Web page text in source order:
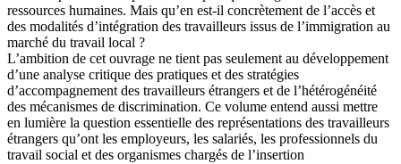
ressources humaines. Mais qu’en est-il concrètement de l’accès et
des modalités d’intégration des travailleurs issus de l’immigration au
marché du travail local ?
L’ambition de cet ouvrage ne tient pas seulement au développement
d’une analyse critique des pratiques et des stratégies
d’accompagnement des travailleurs étrangers et de l’hétérogénéité
des mécanismes de discrimination. Ce volume entend aussi mettre
en lumière la question essentielle des représentations des travailleurs
étrangers qu’ont les employeurs, les salariés, les professionnels du
travail social et des organismes chargés de l’insertion